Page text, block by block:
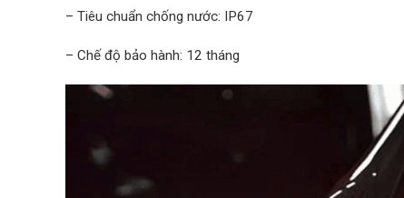
– Tiêu chuẩn chống nước: IP67
– Chế độ bảo hành: 12 tháng